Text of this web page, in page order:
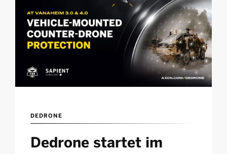
DEDRONE
Dedrone startet im